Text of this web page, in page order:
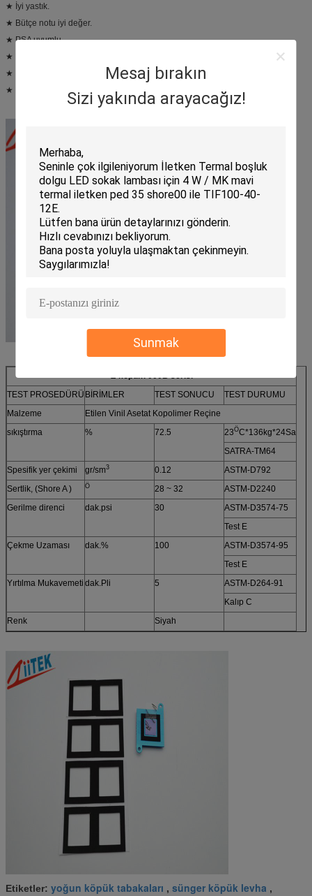
Mesaj bırakın
Sizi yakında arayacağız!
Sunmak
★ İyi yastık.
★ Bütçe notu iyi değer.
★ PSA uyumlu.
★ Kesilebilir, parçalanabilir ve lamine edilebilir.
★ Isıl kalıplanabilir.
★ Kolaylıkla üretilir.
Z-köpük7000B serisi
TEST PROSEDÜRÜ BİRİMLER TEST SONUCU
TEST DURUMU
Malzeme
Etilen Vinil Asetat Kopolimer Reçine
sıkıştırma
% 72.5 23ÖC*136kg*24Sa
SATRA-TM64
Spesifik yer çekimi
gr/sm3 0.12
ASTM-D792
Sertlik, (Shore A )
Ö 28 ~ 32
ASTM-D2240
Gerilme direnci
dak.psi 30
ASTM-D3574-75
Test E
Çekme Uzaması
dak.% 100
ASTM-D3574-95
Test E
Yırtılma Mukavemeti dak.Pli 5
ASTM-D264-91
Kalıp C
Renk
Siyah
Etiketler: yoğun köpük tabakaları , sünger köpük levha ,